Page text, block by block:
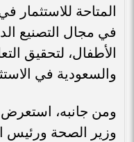
المتاحة للاستثمار
في مجال التصنيع
الأطفال، لتحقيق
والسعودية في
ومن جانبه،
وزير الصحة ورئيس